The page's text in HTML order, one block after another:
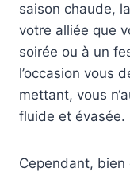
saison chaude, la
votre alliée que
soirée ou à un
l’occasion vous
mettant, vous
fluide et évasée.
Cependant, bien